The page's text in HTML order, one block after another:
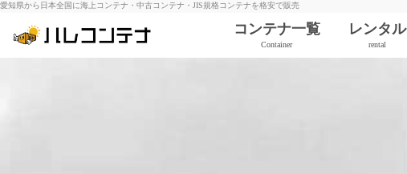
愛知県から日本全国に海上コンテナ・中古コンテナ・JIS規格コンテナを格安で販売
コンテナ一覧
Container
レンタル
rental